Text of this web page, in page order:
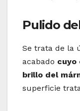
Pulido
Se trata de la
acabado cuyo
brillo del
superficie